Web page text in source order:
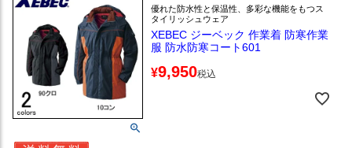
優れた防水性と保温性、多彩な機能をもつス
タイリッシュウェア
XEBEC ジーベック 作業着 防寒作業
服 防水防寒コート601
¥9,950税込